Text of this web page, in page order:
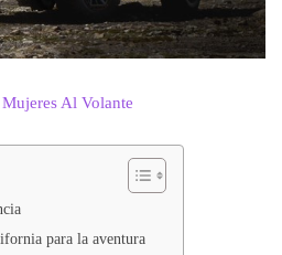
Al Volante
para la aventura